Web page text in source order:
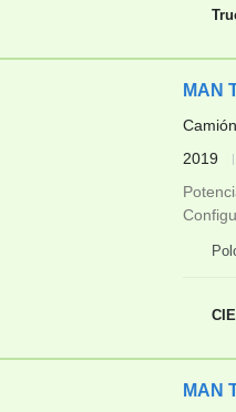
MAN
2019
MAN